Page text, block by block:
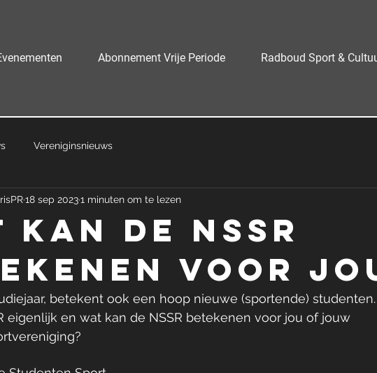
Abonnement Vrije Periode Radboud Sport &
Vereniginsnieuws
kan de NSSR
voor
18 sep 20231 minuten om te lezen
betekent ook een hoop nieuwe (sportende)
eigenlijk en wat kan de NSSR betekenen voor jou of jouw